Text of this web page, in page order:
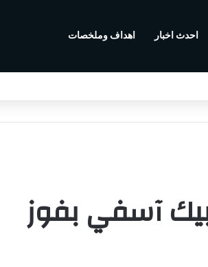
احدث اخبار اهداف وملخصات
في كأس العالم 2026
آسفي بفوز